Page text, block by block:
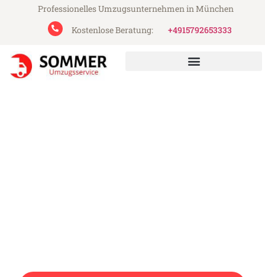
Professionelles Umzugsunternehmen in München
Kostenlose Beratung:
+4915792653333